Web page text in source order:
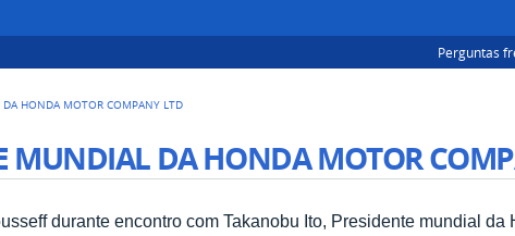
Perguntas
DA HONDA MOTOR COMPANY LTD
MUNDIAL DA HONDA MOTOR
durante encontro com Takanobu Ito, Presidente mundial da